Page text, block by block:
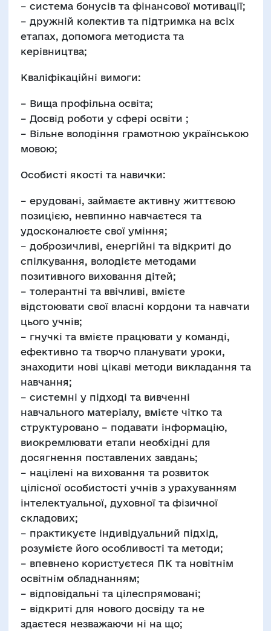
– система бонусів та фінансової мотивації;
– дружній колектив та підтримка на всіх
етапах, допомога методиста та
керівництва;
Кваліфікаційні вимоги:
– Вища профільна освіта;
– Досвід роботи у сфері освіти ;
– Вільне володіння грамотною українською
мовою;
Особисті якості та навички:
– ерудовані, займаєте активну життєвою
позицією, невпинно навчаєтеся та
удосконалюєте свої уміння;
– доброзичливі, енергійні та відкриті до
спілкування, володієте методами
позитивного виховання дітей;
– толерантні та ввічливі, вмієте
відстоювати свої власні кордони та навчати
цього учнів;
– гнучкі та вмієте працювати у команді,
ефективно та творчо планувати уроки,
знаходити нові цікаві методи викладання та
навчання;
– системні у підході та вивченні
навчального матеріалу, вмієте чітко та
структуровано – подавати інформацію,
виокремлювати етапи необхідні для
досягнення поставлених завдань;
– націлені на виховання та розвиток
цілісної особистості учнів з урахуванням
інтелектуальної, духовної та фізичної
складових;
– практикуєте індивідуальний підхід,
розумієте його особливості та методи;
– впевнено користуєтеся ПК та новітнім
освітнім обладнанням;
– відповідальні та цілеспрямовані;
– відкриті для нового досвіду та не
здаєтеся незважаючи ні на що;